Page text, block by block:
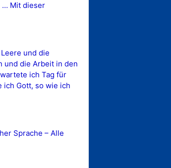
… Mit dieser
und die
und die Arbeit in den
ich Tag für
ich Gott, so wie ich
Sprache – Alle